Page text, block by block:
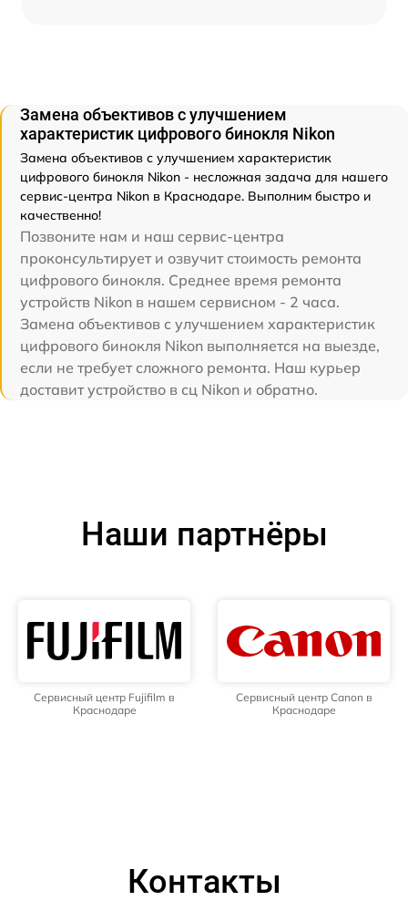
Замена объективов с улучшением
характеристик цифрового бинокля Nikon
Замена объективов с улучшением характеристик
цифрового бинокля Nikon - несложная задача для нашего
сервис-центра Nikon в Краснодаре. Выполним быстро и
качественно!
Позвоните нам и наш сервис-центра
проконсультирует и озвучит стоимость ремонта
цифрового бинокля. Среднее время ремонта
устройств Nikon в нашем сервисном - 2 часа.
Замена объективов с улучшением характеристик
цифрового бинокля Nikon выполняется на выезде,
если не требует сложного ремонта. Наш курьер
доставит устройство в сц Nikon и обратно.
Наши партнёры
Сервисный центр Fujifilm в
Краснодаре
Сервисный центр Canon в
Краснодаре
Контакты